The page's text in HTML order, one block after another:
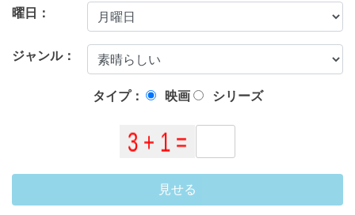
曜日：
ジャンル：
タイプ： 映画 シリーズ
見せる